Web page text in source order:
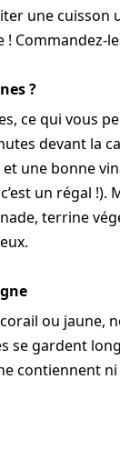
une
Commandez-
?
ce qui vous
devant la
une bonne
un régal
terrine
ou jaune,
se gardent
contiennent